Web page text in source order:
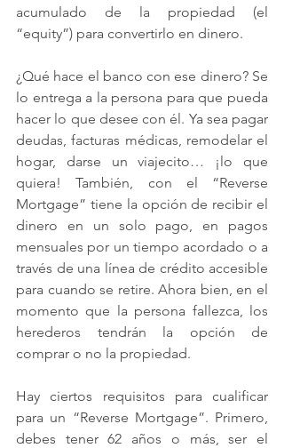
acumulado de la propiedad (el
“equity”) para convertirlo en dinero.
¿Qué hace el banco con ese dinero? Se
lo entrega a la persona para que pueda
hacer lo que desee con él. Ya sea pagar
deudas, facturas médicas, remodelar el
hogar, darse un viajecito… ¡lo que
quiera! También, con el “Reverse
Mortgage” tiene la opción de recibir el
dinero en un solo pago, en pagos
mensuales por un tiempo acordado o a
través de una línea de crédito accesible
para cuando se retire. Ahora bien, en el
momento que la persona fallezca, los
herederos tendrán la opción de
comprar o no la propiedad.
Hay ciertos requisitos para cualificar
para un “Reverse Mortgage”. Primero,
debes tener 62 años o más, ser el